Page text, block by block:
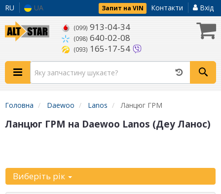
RU UA Запит на VIN Контакти Вхід
(099) 913-04-34
(098) 640-02-08
(093) 165-17-54
Головна Daewoo Lanos Ланцюг ГРМ
Ланцюг ГРМ на Daewoo Lanos (Деу Ланос)
Виберіть рік